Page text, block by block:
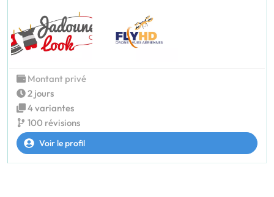
Montant privé
2 jours
4 variantes
100 révisions
Voir le profil